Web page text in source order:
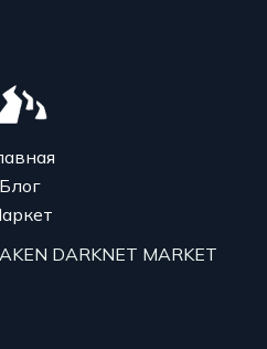
Блог
DARKNET MARKET